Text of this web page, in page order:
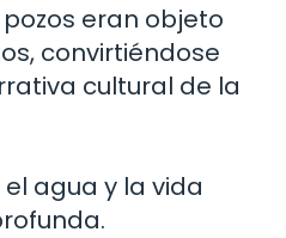
eran objeto
convirtiéndose
cultural de la
agua y la vida